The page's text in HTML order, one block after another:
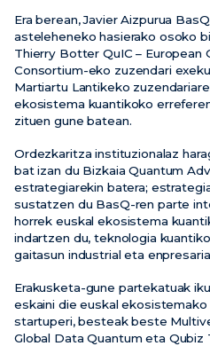
Era berean, Javier Aizpurua
asteleheneko hasierako osoko
Thierry Botter QuIC – European
Consortium-eko zuzendari
Martiartu Lantikeko
ekosistema kuantikoko
zituen gune batean.
Ordezkaritza instituzionalaz
bat izan du Bizkaia Quantum
estrategiarekin batera;
sustatzen du BasQ-ren parte
horrek euskal ekosistema
indartzen du, teknologia
gaitasun industrial eta
Erakusketa-gune partekatuak
eskaini die euskal
startuperi, besteak beste
Global Data Quantum eta Qubiz